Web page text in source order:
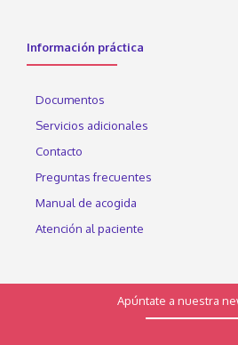
Información práctica
Documentos
Servicios adicionales
Contacto
Preguntas frecuentes
Manual de acogida
Atención al paciente
Apúntate a nuestra